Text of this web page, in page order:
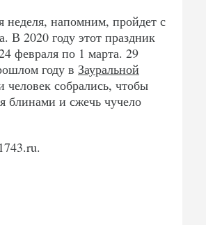
неделя, напомним, пройдет с
В 2020 году этот праздник
февраля по 1 марта. 29
году в Зауральной
человек собрались, чтобы
блинами и сжечь чучело